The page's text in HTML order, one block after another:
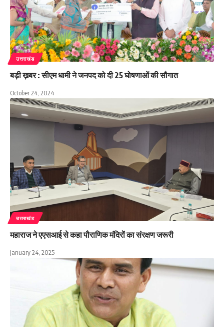
उत्तराखंड
बड़ी ख़बर : सीएम धामी ने जनपद को दी 25 घोषणाओं की सौगात
October 24, 2024
उत्तराखंड
महाराज ने एएसआई से कहा पौराणिक मंदिरों का संरक्षण जरूरी
January 24, 2025